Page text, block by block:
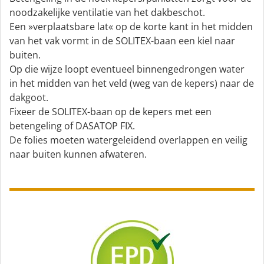
noodzakelijke ventilatie van het dakbeschot.
Een »verplaatsbare lat« op de korte kant in het midden
van het vak vormt in de SOLITEX-baan een kiel naar
buiten.
Op die wijze loopt eventueel binnengedrongen water
in het midden van het veld (weg van de kepers) naar de
dakgoot.
Fixeer de SOLITEX-baan op de kepers met een
betengeling of DASATOP FIX.
De folies moeten watergeleidend overlappen en veilig
naar buiten kunnen afwateren.